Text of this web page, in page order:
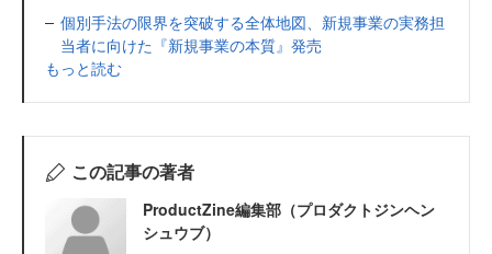
個別手法の限界を突破する全体地図、新規事業の実務担
当者に向けた『新規事業の本質』発売
もっと読む
この記事の著者
ProductZine編集部（プロダクトジンヘン
シュウブ）